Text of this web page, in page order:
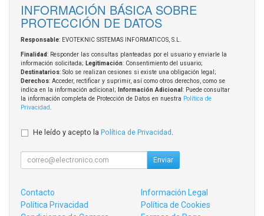
INFORMACIÓN BÁSICA SOBRE
PROTECCIÓN DE DATOS
Responsable: EVOTEKNIC SISTEMAS INFORMATICOS, S.L.
Finalidad: Responder las consultas planteadas por el usuario y enviarle la
información solicitada; Legitimación: Consentimiento del usuario;
Destinatarios: Solo se realizan cesiones si existe una obligación legal;
Derechos: Acceder, rectificar y suprimir, así como otros derechos, como se
indica en la información adicional;
Información Adicional : Puede consultar
la información completa de Protección de Datos en nuestra Política de
Privacidad
He leído y acepto la Política de Privacidad
Enviar
Contacto
Información Legal
Política Privacidad
Política de Cookies